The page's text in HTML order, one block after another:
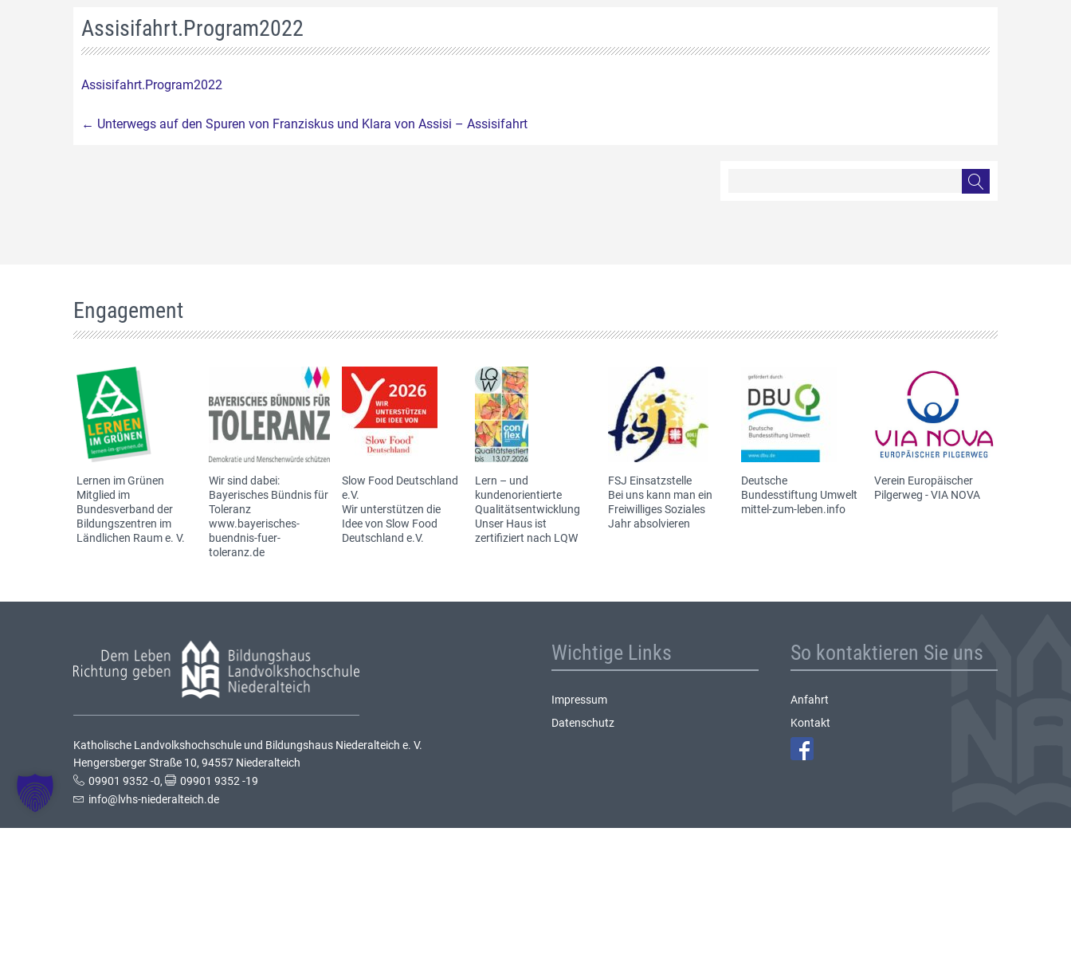
Assisifahrt.Program2022
Assisifahrt.Program2022
Beitragsnavigation
← Unterwegs auf den Spuren von Franziskus und Klara von Assisi – Assisifahrt
Engagement
Lernen im Grünen
Mitglied im
Bundesverband der
Bildungszentren im
Ländlichen Raum e. V.
Wir sind dabei:
Bayerisches Bündnis für
Toleranz
www.bayerisches-
buendnis-fuer-
toleranz.de
Slow Food Deutschland
e.V.
Wir unterstützen die
Idee von Slow Food
Deutschland e.V.
Lern – und
kundenorientierte
Qualitätsentwicklung
Unser Haus ist
zertifiziert nach LQW
FSJ Einsatzstelle
Bei uns kann man ein
Freiwilliges Soziales
Jahr absolvieren
Deutsche
Bundesstiftung Umwelt
mittel-zum-leben.info
Verein Europäischer
Pilgerweg - VIA NOVA
Katholische Landvolkshochschule und Bildungshaus Niederalteich e. V.
Hengersberger Straße 10, 94557 Niederalteich
09901 9352 -0,
09901 9352 -19
info@lvhs-niederalteich.de
Wichtige Links
Impressum
Datenschutz
So kontaktieren Sie uns
Anfahrt
Kontakt